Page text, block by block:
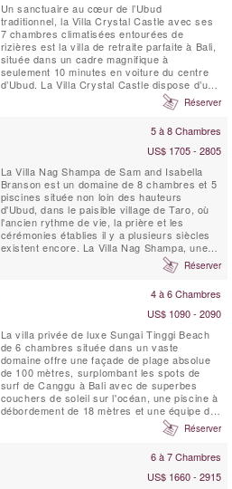
Un sanctuaire au cœur de l’Ubud
traditionnel, la Villa Crystal Castle avec ses
7 chambres climatisées entourées de
rizières est la villa de retraite parfaite à Bali,
située dans un cadre magnifique à
seulement 10 minutes en voiture du centre
d’Ubud. La Villa Crystal Castle dispose d’une
grande piscine de 18 x 5 mètres de taille
comparable à celle d’un complexe hôtelier,
Soins Spa, le tout niché dans un vaste jardin
Réserver
5 à 8 Chambres
US$ 1705 - 2805
La Villa Nag Shampa de Sam and Isabella
Branson est un domaine de 8 chambres et 5
piscines située non loin des hauteurs
d'Ubud, dans le paisible village de Taro, où
l'ancien rythme de vie, la prière et les
cérémonies établies il y a plusieurs siècles
existent encore. La Villa Nag Shampa, une
villa de retraite privée, offre une architecture
javanaise traditionnelle de style Joglo,
personnel dévoué à plein temps et un chef ...
Réserver
4 à 6 Chambres
US$ 1090 - 2090
La villa privée de luxe Sungai Tinggi Beach
de 6 chambres située dans un vaste
domaine offre une façade de plage absolue
de 100 mètres, surplombant les spots de
surf de Canggu à Bali avec de superbes
couchers de soleil sur l'océan, une piscine à
débordement de 18 mètres et une équipe de
personnel professionnel pour choyer les
clients de la villa. Les propriétés comme la
Sungai Tinggi Beach Villa peut également
Réserver
6 à 7 Chambres
US$ 1660 - 2915